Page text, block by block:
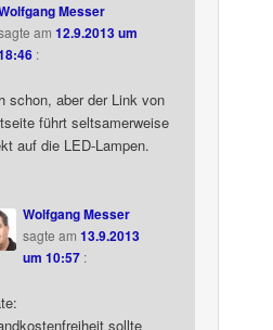
Messer
am12.9.2013 um
:
schon, aber der Link von
führt seltsamerweise
auf die LED-Lampen.
Wolfgang Messer
sagte am 13.9.2013
um 10:57 :
sollte